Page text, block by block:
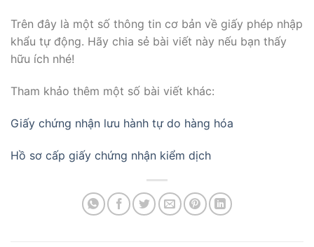
Trên đây là một số thông tin cơ bản về giấy phép nhập
khẩu tự động. Hãy chia sẻ bài viết này nếu bạn thấy
hữu ích nhé!
Tham khảo thêm một số bài viết khác:
Giấy chứng nhận lưu hành tự do hàng hóa
Hồ sơ cấp giấy chứng nhận kiểm dịch